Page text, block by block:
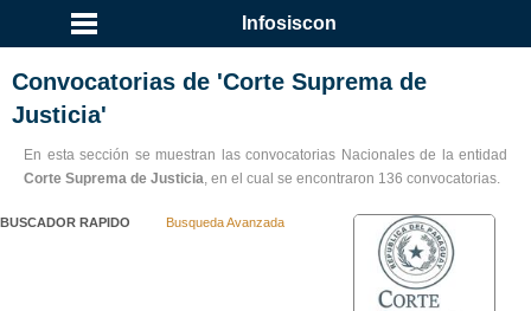
Infosiscon
Convocatorias de 'Corte Suprema de
Justicia'
En esta sección se muestran las convocatorias Nacionales de la entidad
Corte Suprema de Justicia, en el cual se encontraron 136 convocatorias.
BUSCADOR RAPIDO Busqueda Avanzada